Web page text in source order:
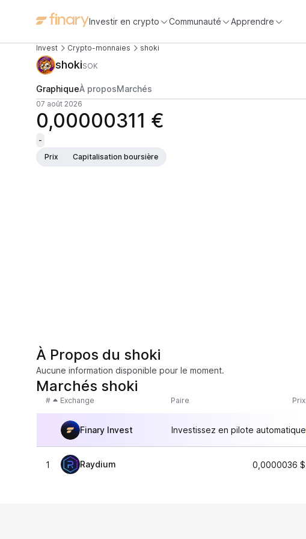
Investir en crypto Communauté Apprendre
Invest Crypto-monnaies shoki
shokiSOK
GraphiqueÀ proposMarchés
07 août 2026
0,00000311 €
-
Prix
Capitalisation boursière
À Propos du shoki
Aucune information disponible pour le moment.
Marchés shoki
# Exchange Paire Prix
Finary Invest Investissez en pilote automatique
1 Raydium 0,0000036 $